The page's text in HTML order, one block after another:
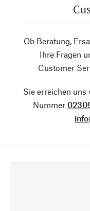
Ob Beratung,
Ihre Fragen
Customer
Sie erreichen
Nummer